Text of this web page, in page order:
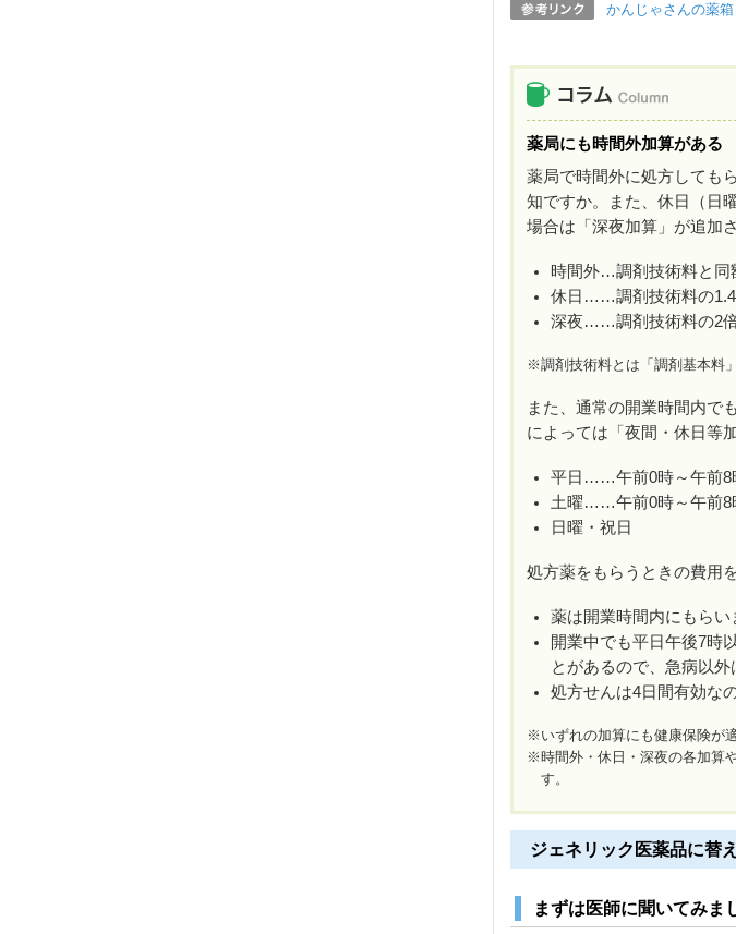
かんじゃさんの薬箱
薬局にも時間外加算がある
薬局で時間外に処方しても
知ですか。また、休日（日
場合は「深夜加算」が追加
時間外…調剤技術料と同
休日……調剤技術料の
深夜……調剤技術料の2
※調剤技術料とは「調剤基本料
また、通常の開業時間内で
によっては「夜間・休日等
平日……午前0時～午前8
土曜……午前0時～午前8
日曜・祝日
処方薬をもらうときの費用
薬は開業時間内にもらい
開業中でも平日午後7時
とがあるので、急病以外
処方せんは4日間有効な
※いずれの加算にも健康保険が
※時間外・休日・深夜の各加算
す。
ジェネリック医薬品に替
まずは医師に聞いてみま